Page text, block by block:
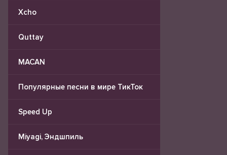
Xcho
Quttay
MACAN
Популярные песни в мире ТикТок
Speed Up
Miyagi, Эндшпиль